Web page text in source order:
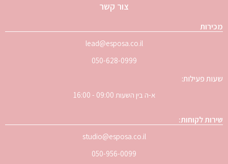
צור קשר
מכירות
lead@esposa.co.il
050-628-0999
שעות פעילות:
א-ה בין השעות 09:00 - 16:00
שירות לקוחות:
studio@esposa.co.il
050-956-0099